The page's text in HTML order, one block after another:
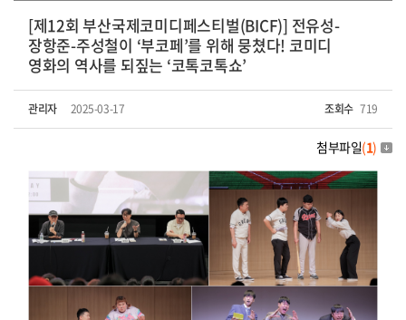
[제12회 부산국제코미디페스티벌(BICF)] 전유성-
장항준-주성철이 ‘부코페’를 위해 뭉쳤다! 코미디
영화의 역사를 되짚는 ‘코톡코톡쇼’
관리자 2025-03-17 조회수 719
첨부파일(1)